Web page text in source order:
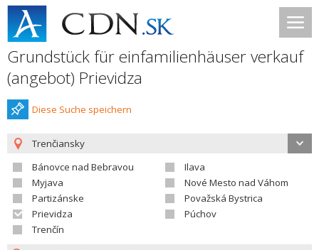
Grundstück für einfamilienhäuser verkauf
(angebot) Prievidza
Diese Suche speichern
Trenčiansky
Bánovce nad Bebravou
Ilava
Myjava
Nové Mesto nad Váhom
Partizánske
Považská Bystrica
Prievidza
Púchov
Trenčín